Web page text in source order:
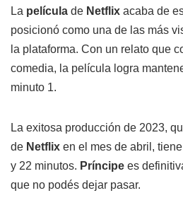
La película de Netflix acaba de
posicionó como una de las más
la plataforma. Con un relato que
comedia, la película logra
minuto 1.
La exitosa producción de 2023,
de Netflix en el mes de abril,
y 22 minutos. Príncipe es
que no podés dejar pasar.